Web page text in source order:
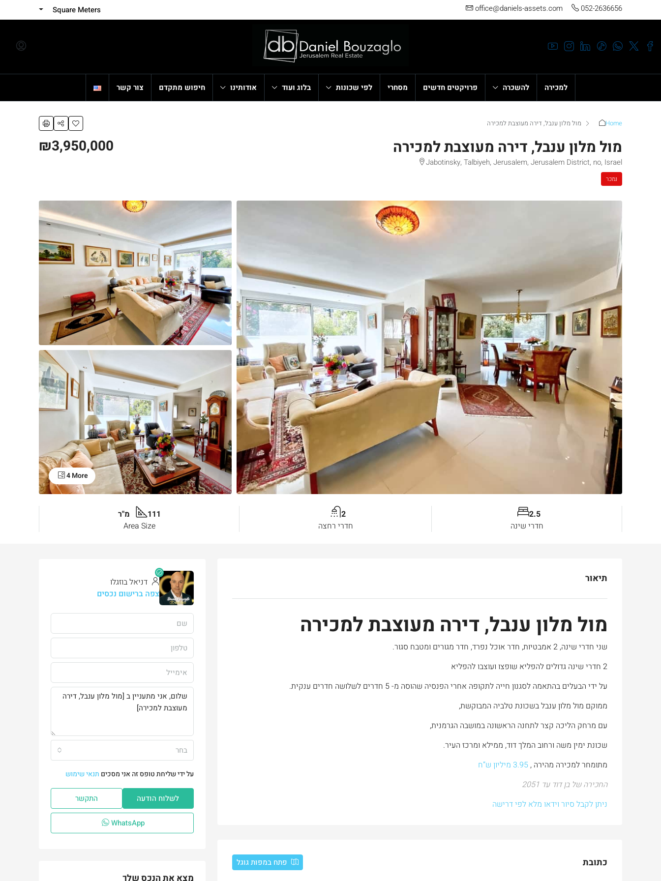
052-2636656
office@daniels-assets.com
Square Meters
למכירה להשכרה פרויקטים חדשים מסחרי לפי שכונות בלוג ועוד אודותינו חיפוש מתקדם צור קשר
Home מול מלון ענבל, דירה מעוצבת למכירה
מול מלון ענבל, דירה מעוצבת למכירה
Jabotinsky, Talbiyeh, Jerusalem, Jerusalem District, no, Israel
נמכר
₪3,950,000
4 More
2.5
חדרי שינה
2
חדרי רחצה
111 מ"ר
Area Size
תיאור
מול מלון ענבל, דירה מעוצבת למכירה
שני חדרי שינה, 2 אמבטיות, חדר אוכל נפרד, חדר מגורים ומטבח סגור.
2 חדרי שינה גדולים להפליא שופצו ועוצבו להפליא
על ידי הבעלים בהתאמה לסגנון חייה לתקופה אחרי הפנסיה שהוסה מ- 5 חדרים לשלושה חדרים ענקית.
ממוקם מול מלון ענבל בשכונת טלביה המבוקשת,
עם מרחק הליכה קצר לתחנה הראשונה במושבה הגרמנית,
שכונת ימין משה ורחוב המלך דוד, ממילא ומרכז העיר.
מתומחר למכירה מהירה ,3.95 מיליון ש”ח
החכירה של בן דוד עד 2051
ניתן לקבל סיור וידאו מלא לפי דרישה
כתובת פתח במפות גוגל
דניאל בוזגלו
צפה ברישום נכסים
בחר
על ידי שליחת טופס זה אני מסכים תנאי שימוש
לשלוח הודעה התקשר
WhatsApp